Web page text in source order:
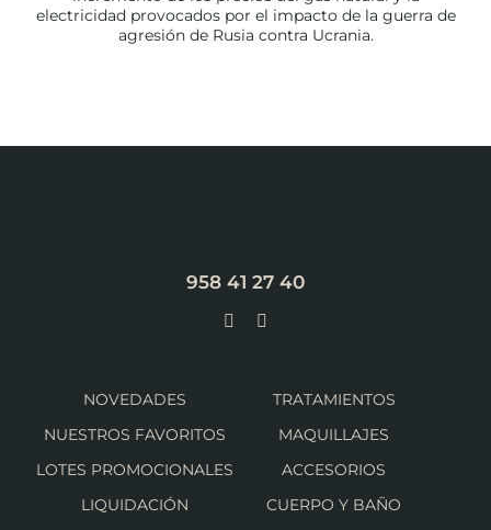
electricidad provocados por el impacto de la guerra de
agresión de Rusia contra Ucrania.
958 41 27 40
NOVEDADES
NUESTROS FAVORITOS
LOTES PROMOCIONALES
LIQUIDACIÓN
TRATAMIENTOS
MAQUILLAJES
ACCESORIOS
CUERPO Y BAÑO